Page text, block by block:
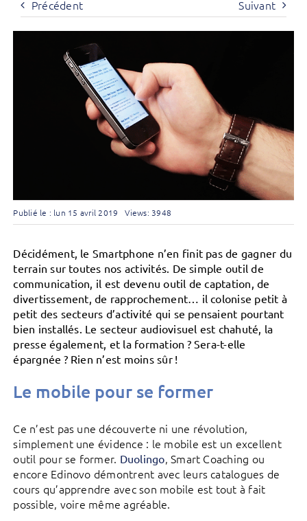
Précédent Suivant
Publié le : lun 15 avril 2019 Views: 3948
Décidément, le Smartphone n’en finit pas de gagner du
terrain sur toutes nos activités. De simple outil de
communication, il est devenu outil de captation, de
divertissement, de rapprochement… il colonise petit à
petit des secteurs d’activité qui se pensaient pourtant
bien installés. Le secteur audiovisuel est chahuté, la
presse également, et la formation ? Sera-t-elle
épargnée ? Rien n’est moins sûr !
Le mobile pour se former
Ce n’est pas une découverte ni une révolution,
simplement une évidence : le mobile est un excellent
outil pour se former. Duolingo, Smart Coaching ou
encore Edinovo démontrent avec leurs catalogues de
cours qu’apprendre avec son mobile est tout à fait
possible, voire même agréable.